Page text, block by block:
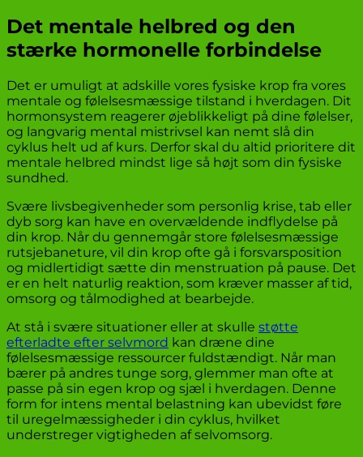
Det mentale helbred og den
stærke hormonelle forbindelse
Det er umuligt at adskille vores fysiske krop fra vores
mentale og følelsesmæssige tilstand i hverdagen. Dit
hormonsystem reagerer øjeblikkeligt på dine følelser,
og langvarig mental mistrivsel kan nemt slå din
cyklus helt ud af kurs. Derfor skal du altid prioritere dit
mentale helbred mindst lige så højt som din fysiske
sundhed.
Svære livsbegivenheder som personlig krise, tab eller
dyb sorg kan have en overvældende indflydelse på
din krop. Når du gennemgår store følelsesmæssige
rutsjebaneture, vil din krop ofte gå i forsvarsposition
og midlertidigt sætte din menstruation på pause. Det
er en helt naturlig reaktion, som kræver masser af tid,
omsorg og tålmodighed at bearbejde.
At stå i svære situationer eller at skulle støtte
efterladte efter selvmord kan dræne dine
følelsesmæssige ressourcer fuldstændigt. Når man
bærer på andres tunge sorg, glemmer man ofte at
passe på sin egen krop og sjæl i hverdagen. Denne
form for intens mental belastning kan ubevidst føre
til uregelmæssigheder i din cyklus, hvilket
understreger vigtigheden af selvomsorg.